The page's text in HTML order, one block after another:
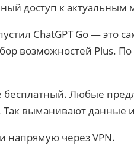
доступ к
ChatGPT Go —
возможностей Plus.
Любые
Так выманивают данные
напрямую через VPN.